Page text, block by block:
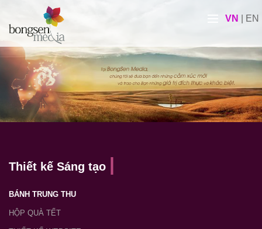
VN EN
Thiết kế Sáng tạo
BÁNH TRUNG THU
HỘP QUÀ TẾT